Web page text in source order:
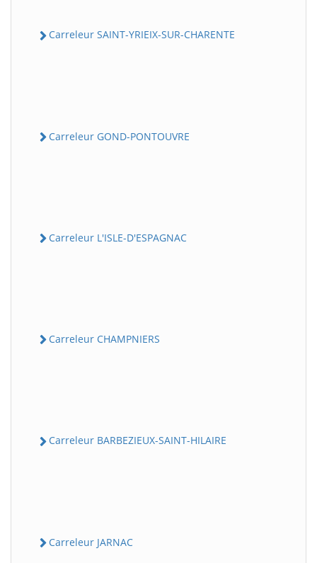
Carreleur SAINT-YRIEIX-SUR-CHARENTE
Carreleur GOND-PONTOUVRE
Carreleur L'ISLE-D'ESPAGNAC
Carreleur CHAMPNIERS
Carreleur BARBEZIEUX-SAINT-HILAIRE
Carreleur JARNAC